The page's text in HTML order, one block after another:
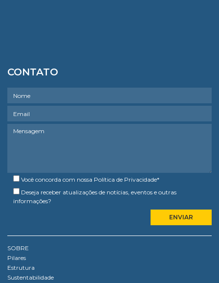
CONTATO
Você concorda com nossa Política de Privacidade*
Deseja receber atualizações de notícias, eventos e outras
informações?
SOBRE
Pilares
Estrutura
Sustentabilidade